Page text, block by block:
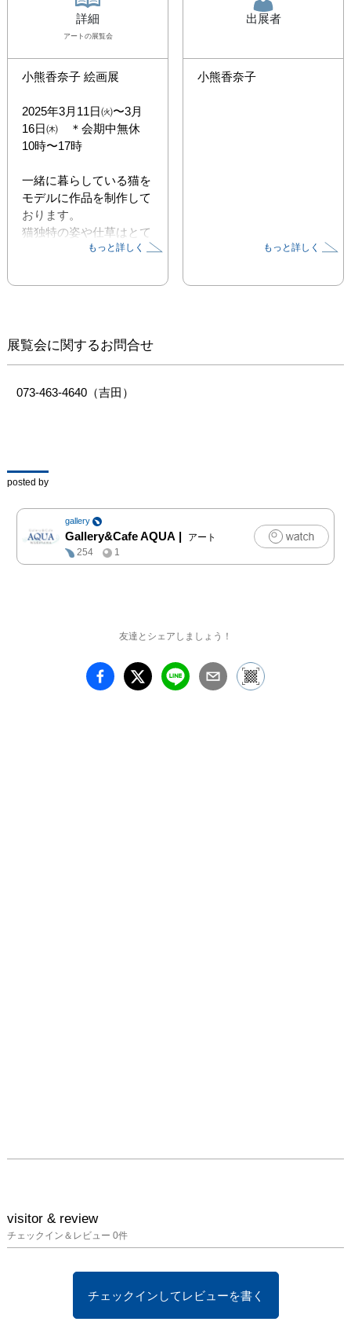
詳細
アート の展覧会
小熊香奈子 絵画展
2025年3月11日㈫〜3月
16日㈭　＊会期中無休
10時〜17時
一緒に暮らしている猫を
モデルに作品を制作して
おります。
猫独特の姿や仕草はとて
も愛おしく、毎日見てい
せん。うちの猫は「キジ
ラーな柄の猫です。そん
なキジトラ猫の持つ複雑
やかな被毛の感触を日本
表現をお楽しみいただけ
ましたら幸いです。
Gallery&Cafe AQUA
073-463-4640
https://www.gc-
もっと詳しく
出展者
小熊香奈子
もっと詳しく
展覧会に関するお問合せ
073-463-4640（吉田）
posted by
gallery
Gallery&Cafe AQUA |
アート
254
1
友達とシェアしましょう！
visitor & review
チェックイン＆レビュー 0件
チェックインしてレビューを書く